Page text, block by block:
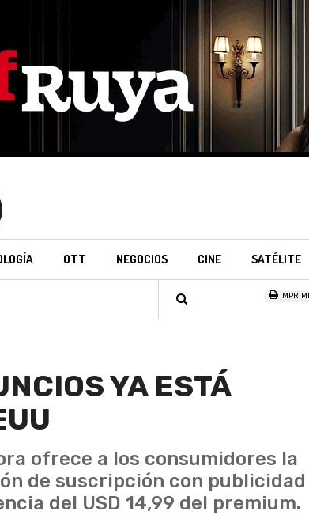
OTT NEGOCIOS CINE SATÉLITE
YA ESTÁ
ofrece a los consumidores la
de suscripción con publicidad
del USD 14,99 del premium.